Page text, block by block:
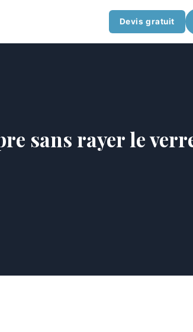
Devis gratuit
sans rayer le